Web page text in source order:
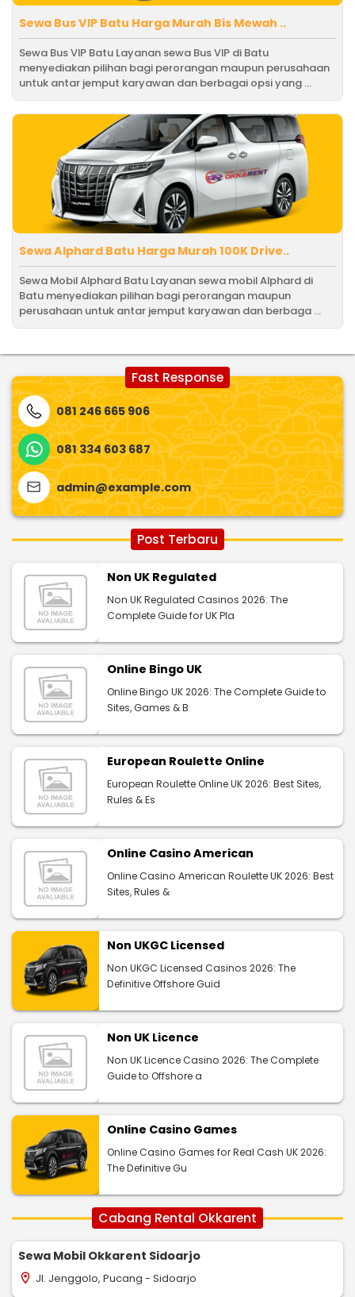
Sewa Bus VIP Batu Harga Murah Bis Mewah ..
Sewa Bus VIP Batu Layanan sewa Bus VIP di Batu
menyediakan pilihan bagi perorangan maupun perusahaan
untuk antar jemput karyawan dan berbagai opsi yang ...
Sewa Alphard Batu Harga Murah 100K Drive..
Sewa Mobil Alphard Batu Layanan sewa mobil Alphard di
Batu menyediakan pilihan bagi perorangan maupun
perusahaan untuk antar jemput karyawan dan berbaga ...
Fast Response
081 246 665 906
081 334 603 687
admin@example.com
Post Terbaru
Non UK Regulated
Non UK Regulated Casinos 2026: The
Complete Guide for UK Pla
Online Bingo UK
Online Bingo UK 2026: The Complete Guide to
Sites, Games & B
European Roulette Online
European Roulette Online UK 2026: Best Sites,
Rules & Es
Online Casino American
Online Casino American Roulette UK 2026: Best
Sites, Rules &
Non UKGC Licensed
Non UKGC Licensed Casinos 2026: The
Definitive Offshore Guid
Non UK Licence
Non UK Licence Casino 2026: The Complete
Guide to Offshore a
Online Casino Games
Online Casino Games for Real Cash UK 2026:
The Definitive Gu
Cabang Rental Okkarent
Sewa Mobil Okkarent Sidoarjo
location_on Jl. Jenggolo, Pucang - Sidoarjo